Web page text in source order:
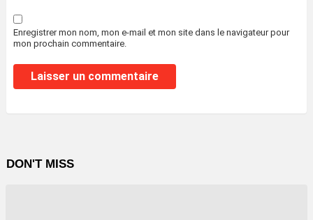
Enregistrer mon nom, mon e-mail et mon site dans le navigateur pour
mon prochain commentaire.
DON'T MISS